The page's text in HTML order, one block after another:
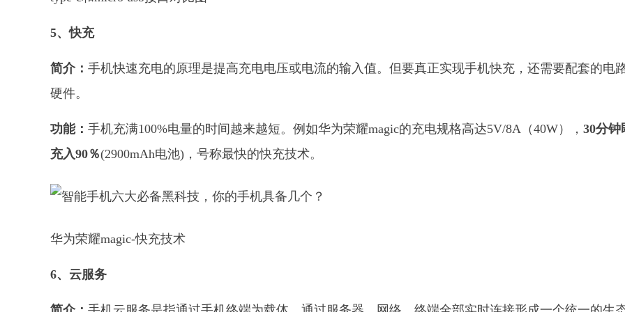
5、快充
简介： 手机快速充电的原理是提高充电电压或电流的输入值。但要真正实现手机快充，还需要配套的电
硬件。
功能： 手机充满100%电量的时间越来越短。例如华为荣耀magic的充电规格高达5V/8A（40W）， 30分钟
充入90％(2900mAh电池)，号称最快的快充技术。
华为荣耀magic-快充技术
6、云服务